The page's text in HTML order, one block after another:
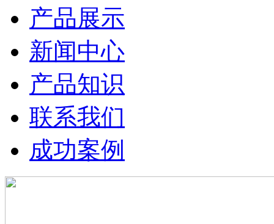
产品展示
新闻中心
产品知识
联系我们
成功案例